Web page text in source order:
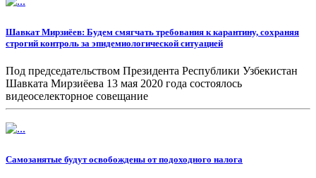
Шавкат Мирзиёев: Будем смягчать требования к карантину, сохраняя
строгий контроль за эпидемиологической ситуацией
Под председательством Президента Республики Узбекистан
Шавката Мирзиёева 13 мая 2020 года состоялось
видеоселекторное совещание
Самозанятые будут освобождены от подоходного налога